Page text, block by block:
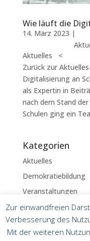
Wie läuft die
14. März 2023 |
Aktuelles <
Zurück zur
Digitalisierung an
als Expertin in
nach dem Stand
Schulen ging ein
Kategorien
Aktuelles
Demokratiebildung
Veranstaltungen
Zur einwandfreien
Verbesserung des
Mit der weiteren